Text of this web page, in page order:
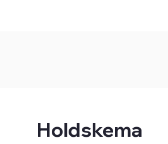
Holdskema